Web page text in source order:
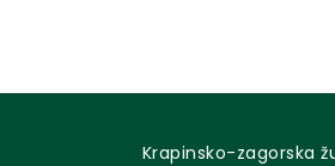
Krapinsko-zagorska